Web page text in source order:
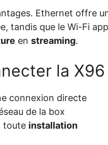
Ethernet offre
tandis que le Wi-Fi
en streaming.
la
connexion directe
de la box
toute installation